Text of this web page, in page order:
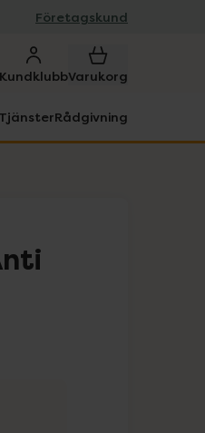
Företagskund
KundklubbVarukorg
TjänsterRådgivning